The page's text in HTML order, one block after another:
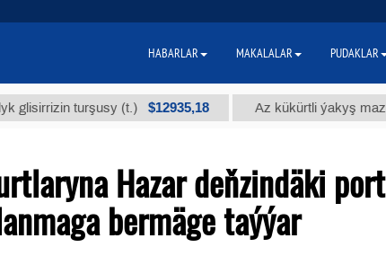
turşusy (t.) $12935,18 Az kükürtli ýakyş mazudy (t.)
Hazar deňzindäki port
bermäge taýýar
HABARLAR MAKALALAR PUDAKLAR